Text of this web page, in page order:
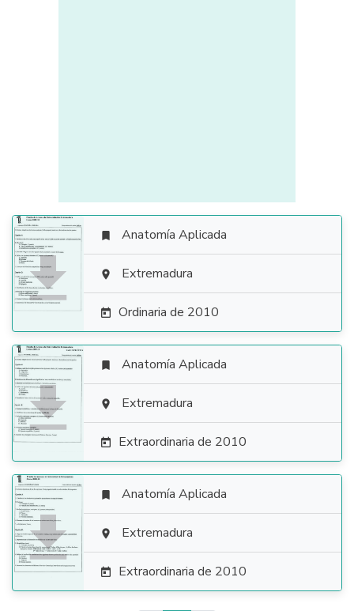

 Anatomía Aplicada
 Extremadura
 Ordinaria de 2010

 Anatomía Aplicada
 Extremadura
 Extraordinaria de 2010

 Anatomía Aplicada
 Extremadura
 Extraordinaria de 2010